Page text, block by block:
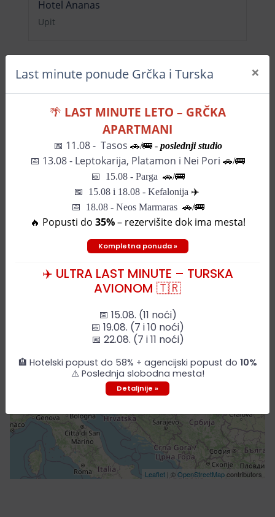
Hotel Ananas
Upit
Mapa grada
Leaflet | ©OpenStreetMapcontributors
Last minute ponude Grčka i Turska ×
🌴 LAST MINUTE LETO – GRČKA
APARTMANI
📅 11.08 - Tasos 🚗/🚌 - poslednji studio
📅 13.08 - Leptokarija, Platamon i Nei Pori 🚗/🚌
📅 15.08 - Parga 🚗/🚌
📅 15.08 i 18.08 - Kefalonija ✈️
📅 18.08 - Neos Marmaras 🚗/🚌
🔥 Popusti do 35%– rezervišite dok ima mesta!
Kompletna ponuda »
✈️ ULTRA LAST MINUTE – TURSKA
AVIONOM 🇹🇷
📅 15.08. (11 noći)
📅 19.08. (7 i 10 noći)
📅 22.08. (7 i 11 noći)
🏨 Hotelski popust do 58% + agencijski popust do 10%
⚠️ Poslednja slobodna mesta!
Detaljnije »